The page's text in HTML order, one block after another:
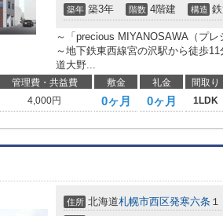
築年 築3年 階数 4階建 構造
～「precious MIYANOSAWA（プ
～地下鉄東西線宮の沢駅から徒歩
道大野...
管理費・共益費 敷金 礼金 間取り
4,000円 0ヶ月 0ヶ月 1LDK
住所 北海道札幌市西区発寒六条